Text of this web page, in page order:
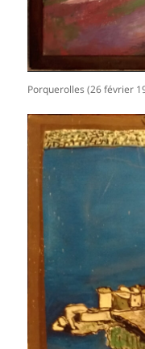
Porquerolles (26 février